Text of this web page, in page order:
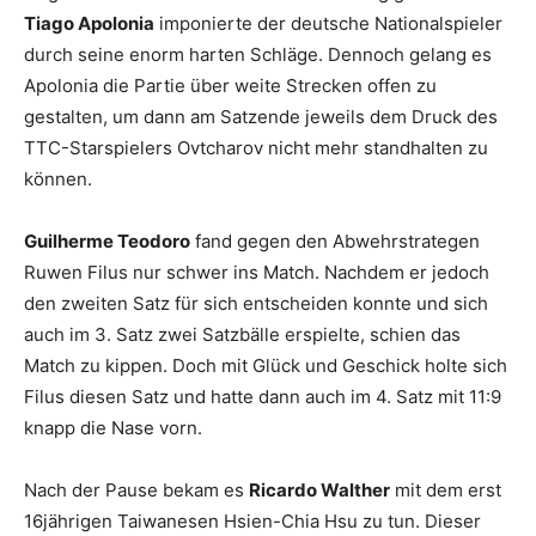
Tiago Apolonia imponierte der deutsche Nationalspieler
durch seine enorm harten Schläge. Dennoch gelang es
Apolonia die Partie über weite Strecken offen zu
gestalten, um dann am Satzende jeweils dem Druck des
TTC-Starspielers Ovtcharov nicht mehr standhalten zu
können.
Guilherme Teodoro fand gegen den Abwehrstrategen
Ruwen Filus nur schwer ins Match. Nachdem er jedoch
den zweiten Satz für sich entscheiden konnte und sich
auch im 3. Satz zwei Satzbälle erspielte, schien das
Match zu kippen. Doch mit Glück und Geschick holte sich
Filus diesen Satz und hatte dann auch im 4. Satz mit 11:9
knapp die Nase vorn.
Nach der Pause bekam es Ricardo Walther mit dem erst
16jährigen Taiwanesen Hsien-Chia Hsu zu tun. Dieser